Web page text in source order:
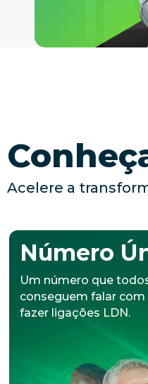
Acelere a
Número
Um número que
conseguem falar
fazer ligações LDN.